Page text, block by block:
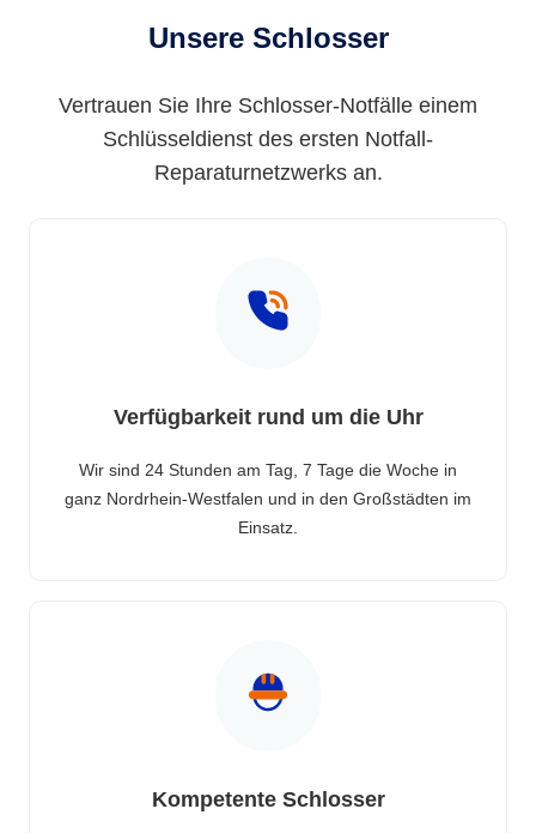
Unsere Schlosser
Vertrauen Sie Ihre Schlosser-Notfälle einem
Schlüsseldienst des ersten Notfall-
Reparaturnetzwerks an.
Verfügbarkeit rund um die Uhr
Wir sind 24 Stunden am Tag, 7 Tage die Woche in
ganz Nordrhein-Westfalen und in den Großstädten im
Einsatz.
Kompetente Schlosser